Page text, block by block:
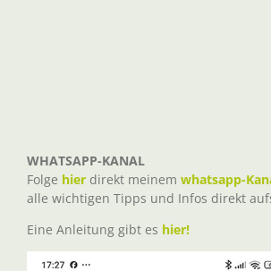
WHATSAPP-KANAL
Folge hier direkt meinem whatsapp-
alle wichtigen Tipps und Infos direkt
Eine Anleitung gibt es hier!